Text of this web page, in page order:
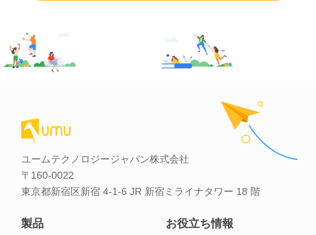
ユームテクノロジージャパン株式会社
〒160-0022
東京都新宿区新宿 4-1-6 JR 新宿ミライナタワー 18 階
製品 お役立ち情報